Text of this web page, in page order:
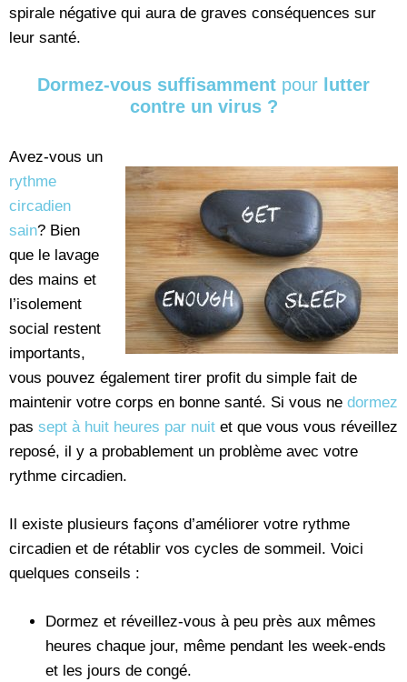
spirale négative qui aura de graves conséquences sur
leur santé.
Dormez-vous suffisamment pour lutter
contre un virus ?
Avez-vous un
rythme
circadien
sain? Bien
que le lavage
des mains et
l’isolement
social restent
importants,
vous pouvez également tirer profit du simple fait de
maintenir votre corps en bonne santé. Si vous ne dormez
pas sept à huit heures par nuit et que vous vous réveillez
reposé, il y a probablement un problème avec votre
rythme circadien.
Il existe plusieurs façons d’améliorer votre rythme
circadien et de rétablir vos cycles de sommeil. Voici
quelques conseils :
Dormez et réveillez-vous à peu près aux mêmes
heures chaque jour, même pendant les week-ends
et les jours de congé.